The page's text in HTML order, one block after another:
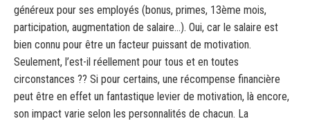
généreux pour ses employés (bonus, primes, 13ème mois,
participation, augmentation de salaire…). Oui, car le salaire est
bien connu pour être un facteur puissant de motivation.
Seulement, l’est-il réellement pour tous et en toutes
circonstances ?? Si pour certains, une récompense financière
peut être en effet un fantastique levier de motivation, là encore,
son impact varie selon les personnalités de chacun. La